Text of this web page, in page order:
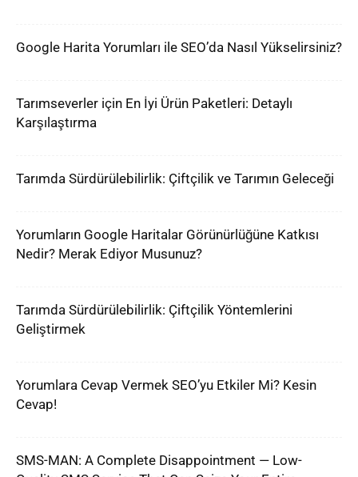
Google Harita Yorumları ile SEO’da Nasıl Yükselirsiniz?
Tarımseverler için En İyi Ürün Paketleri: Detaylı
Karşılaştırma
Tarımda Sürdürülebilirlik: Çiftçilik ve Tarımın Geleceği
Yorumların Google Haritalar Görünürlüğüne Katkısı
Nedir? Merak Ediyor Musunuz?
Tarımda Sürdürülebilirlik: Çiftçilik Yöntemlerini
Geliştirmek
Yorumlara Cevap Vermek SEO’yu Etkiler Mi? Kesin
Cevap!
SMS-MAN: A Complete Disappointment — Low-